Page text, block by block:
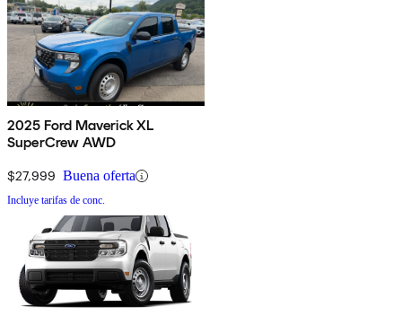
2025 Ford Maverick XL
SuperCrew AWD
$27,999 Buena oferta
Incluye tarifas de conc.